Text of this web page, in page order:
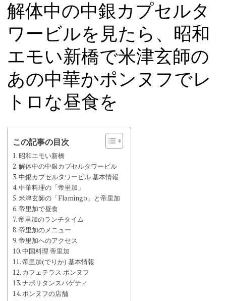
テ
ン
ツ
へ
ス
ッ
プ
解体中の中銀カプセルタ
ワービルを見たら、昭和
エモい新橋で米津玄師の
あの中華かポンヌフでレ
トロな昼食を
この記事の目次
昭和エモい新橋
解体中の中銀カプセルタワービル
中銀カプセルタワービル 基本情報
中華料理の「帝里加」
米津玄師の「Flamingo」と帝里加
帝里加で昼食
帝里加のランチタイム
帝里加のメニュー
帝里加へのアクセス
中国料理 帝里加
帝里加(でりか) 基本情報
カフェテラス ポンヌフ
ナポリタンスパゲティ
ポンヌフの店舗